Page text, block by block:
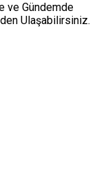
ve Gündemde
Ulaşabilirsiniz.